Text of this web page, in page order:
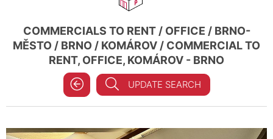
COMMERCIALS TO RENT/ OFFICE / BRNO-
MĚSTO / BRNO / KOMÁROV / COMMERCIAL TO
RENT, OFFICE, KOMÁROV - BRNO
UPDATE SEARCH